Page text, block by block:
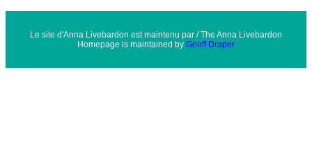
Le site d'Anna Livebardon est maintenu par / The Anna Livebardon
Homepage is maintained by Geoff Draper